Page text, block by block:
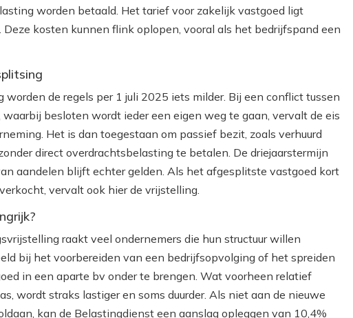
worden betaald. Het tarief voor zakelijk vastgoed ligt
Deze kosten kunnen flink oplopen, vooral als het bedrijfspand een
worden de regels per 1 juli 2025 iets milder. Bij een conflict tussen
waarbij besloten wordt ieder een eigen weg te gaan, vervalt de eis
Het is dan toegestaan om passief bezit, zoals verhuurd
direct overdrachtsbelasting te betalen. De driejaarstermijn
aandelen blijft echter gelden. Als het afgesplitste vastgoed kort
vervalt ook hier de vrijstelling.
raakt veel ondernemers die hun structuur willen
bij het voorbereiden van een bedrijfsopvolging of het spreiden
in een aparte bv onder te brengen. Wat voorheen relatief
wordt straks lastiger en soms duurder. Als niet aan de nieuwe
kan de Belastingdienst een aanslag opleggen van 10,4%